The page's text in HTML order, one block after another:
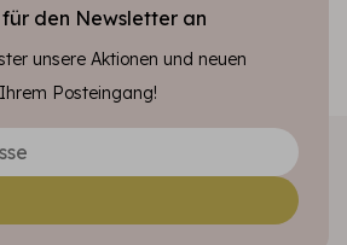
für den Newsletter an
unsere Aktionen und neuen
Posteingang!